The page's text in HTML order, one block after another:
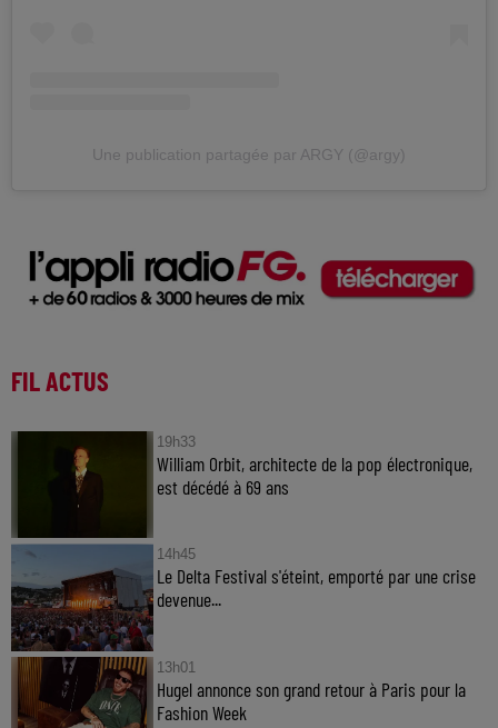
Une publication partagée par ARGY (@argy)
FIL ACTUS
19h33
William Orbit, architecte de la pop électronique,
est décédé à 69 ans
14h45
Le Delta Festival s'éteint, emporté par une crise
devenue...
13h01
Hugel annonce son grand retour à Paris pour la
Fashion Week